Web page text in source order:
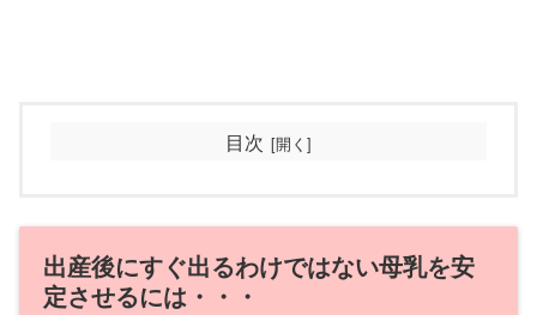
目次
出産後にすぐ出るわけではない母乳を安
定させるには・・・